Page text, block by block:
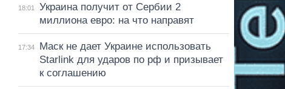
18:01
Украина получит от Сербии 2
миллиона евро: на что направят
17:34
Маск не дает Украине использовать
Starlink для ударов по рф и призывает
к соглашению